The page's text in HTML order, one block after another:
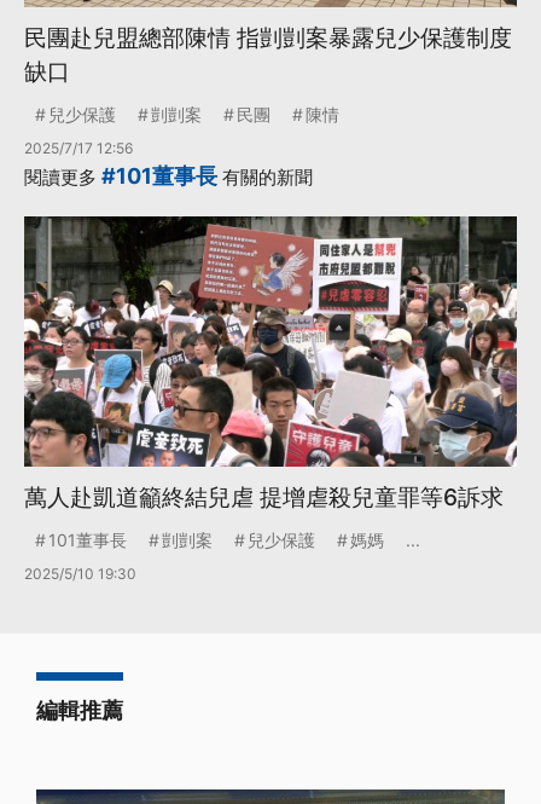
民團赴兒盟總部陳情 指剴剴案暴露兒少保護制度
缺口
兒少保護 剴剴案 民團 陳情
2025/7/17 12:56
閱讀更多 #101董事長 有關的新聞
萬人赴凱道籲終結兒虐 提增虐殺兒童罪等6訴求
101董事長 剴剴案 兒少保護 媽媽 ...
2025/5/10 19:30
編輯推薦